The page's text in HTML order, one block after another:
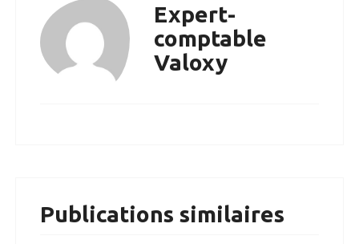
Expert-
comptable
Valoxy
Publications similaires